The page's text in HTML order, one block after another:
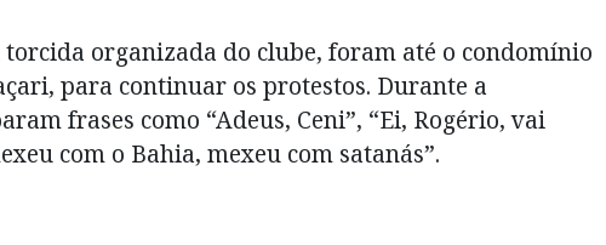
criança autista de 5 anos
organizada do clube, foram até o condomínio
para continuar os protestos. Durante a
frases como “Adeus, Ceni”, “Ei, Rogério, vai
com o Bahia, mexeu com satanás”.